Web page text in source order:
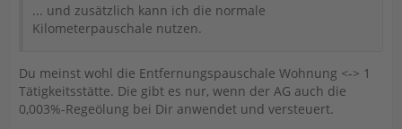
... und zusätzlich kann ich die normale
Kilometerpauschale nutzen.
Du meinst wohl die Entfernungspauschale Wohnung <-> 1
Tätigkeitsstätte. Die gibt es nur, wenn der AG auch die
0,003%-Regeölung bei Dir anwendet und versteuert.